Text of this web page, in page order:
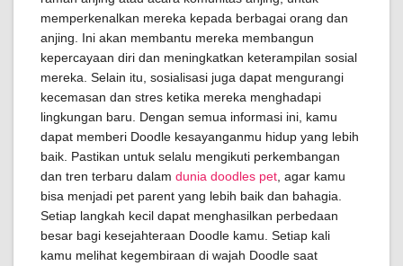
memperkenalkan mereka kepada berbagai orang dan
anjing. Ini akan membantu mereka membangun
kepercayaan diri dan meningkatkan keterampilan sosial
mereka. Selain itu, sosialisasi juga dapat mengurangi
kecemasan dan stres ketika mereka menghadapi
lingkungan baru. Dengan semua informasi ini, kamu
dapat memberi Doodle kesayanganmu hidup yang lebih
baik. Pastikan untuk selalu mengikuti perkembangan
dan tren terbaru dalam dunia doodles pet , agar kamu
bisa menjadi pet parent yang lebih baik dan bahagia.
Setiap langkah kecil dapat menghasilkan perbedaan
besar bagi kesejahteraan Doodle kamu. Setiap kali
kamu melihat kegembiraan di wajah Doodle saat